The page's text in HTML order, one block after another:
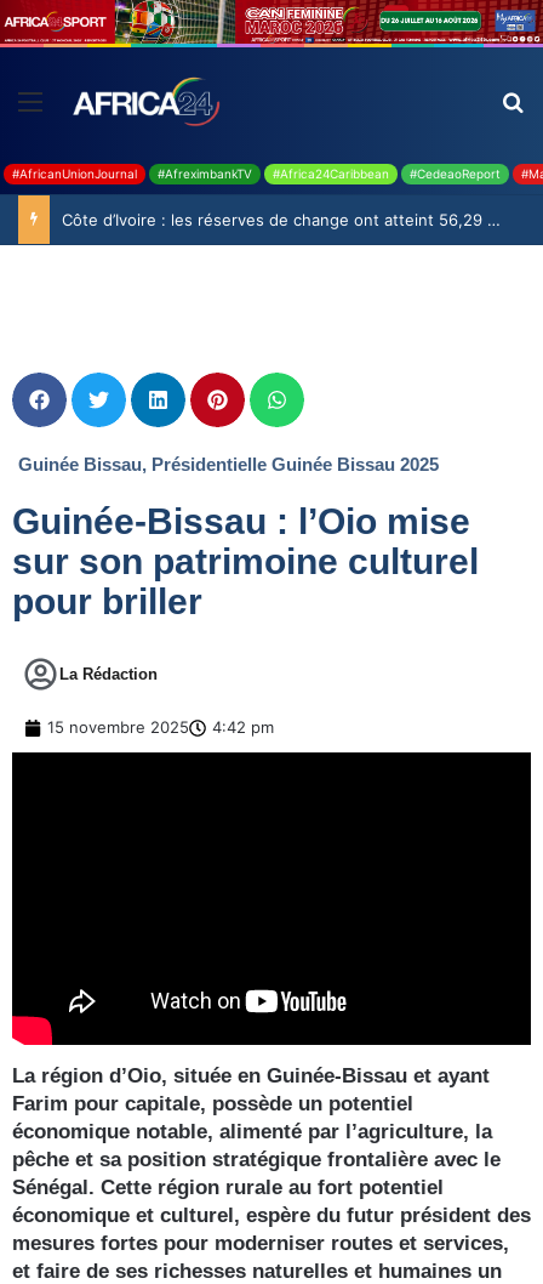
#AfricanUnionJournal #AfreximbankTV #Africa24Caribbean #CedeaoReport
Côte d’Ivoire : les réserves de change ont atteint 56,29 milliards USD en juillet
Guinée Bissau, Présidentielle Guinée Bissau 2025
Guinée-Bissau : l’Oio mise
sur son patrimoine culturel
pour briller
La Rédaction
15 novembre 2025 4:42 pm
La région d’Oio, située en Guinée-Bissau et ayant
Farim pour capitale, possède un potentiel
économique notable, alimenté par l’agriculture, la
pêche et sa position stratégique frontalière avec le
Sénégal. Cette région rurale au fort potentiel
économique et culturel, espère du futur président des
mesures fortes pour moderniser routes et services,
et faire de ses richesses naturelles et humaines un